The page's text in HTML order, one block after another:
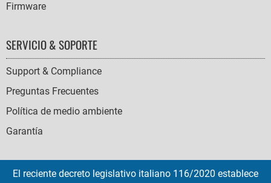
Firmware
SERVICIO & SOPORTE
Support & Compliance
Preguntas Frecuentes
Política de medio ambiente
Garantía
El reciente decreto legislativo italiano 116/2020 establece